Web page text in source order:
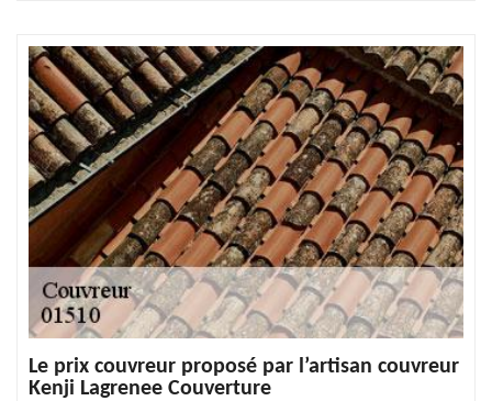
Le prix couvreur proposé par l’artisan couvreur
Kenji Lagrenee Couverture